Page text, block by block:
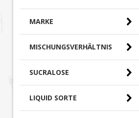
MARKE
MISCHUNGSVERHÄLTNIS
SUCRALOSE
LIQUID SORTE